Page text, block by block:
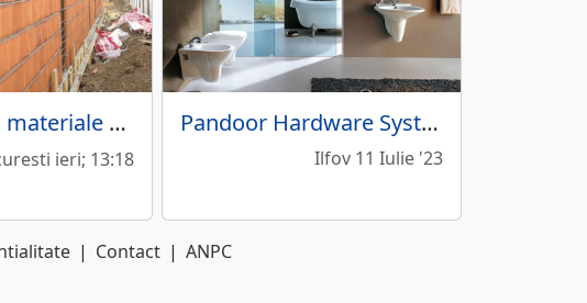
Case la rosu, materiale + manopera,
ieri; 13:18
Pandoor Hardware Systems - Feronerie si accesorii pentru sticla securizata
Ilfov 11 Iulie '23
| Contact | ANPC